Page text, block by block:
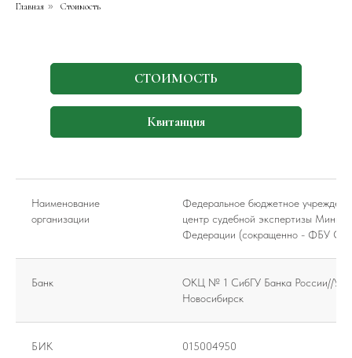
Главная » Стоимость
СТОИМОСТЬ
Платежное поручение
Квитанция
Наименование
организации
Федеральное бюджетное
центр судебной экспертизы
Федерации (сокращенно - ФБУ
Банк
ОКЦ № 1 СибГУ Банка России//УФК
Новосибирск
БИК 015004950